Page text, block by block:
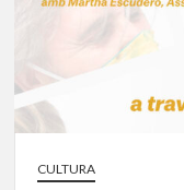
CULTURA